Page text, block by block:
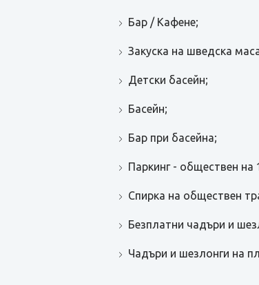
Бар / Кафене;
Закуска на шведска
Детски басейн;
Басейн;
Бар при басейна;
Паркинг - обществен на
Спирка на обществен
Безплатни чадъри и
Чадъри и шезлонги на